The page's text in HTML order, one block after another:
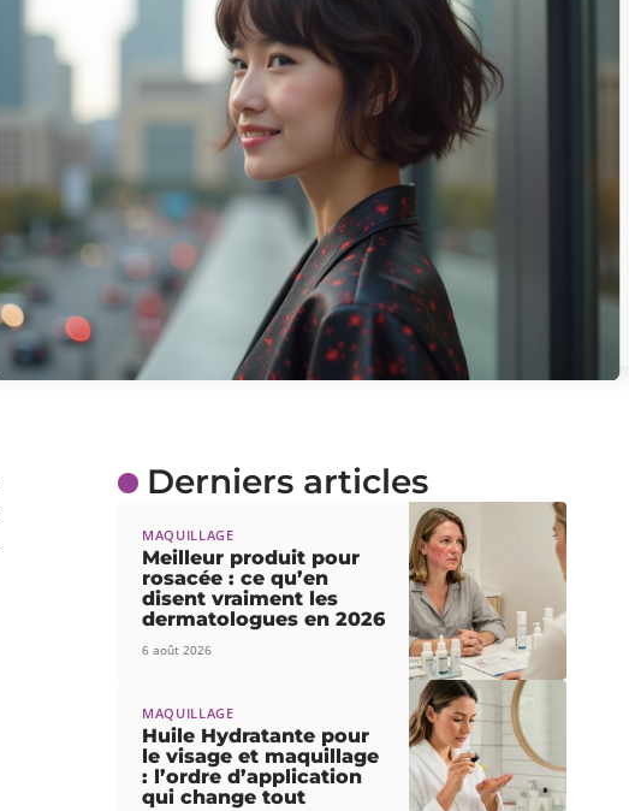
Derniers articles
MAQUILLAGE
Meilleur produit pour
rosacée : ce qu’en
disent vraiment les
dermatologues en 2026
6 août 2026
MAQUILLAGE
Huile Hydratante pour
le visage et maquillage
: l’ordre d’application
qui change tout